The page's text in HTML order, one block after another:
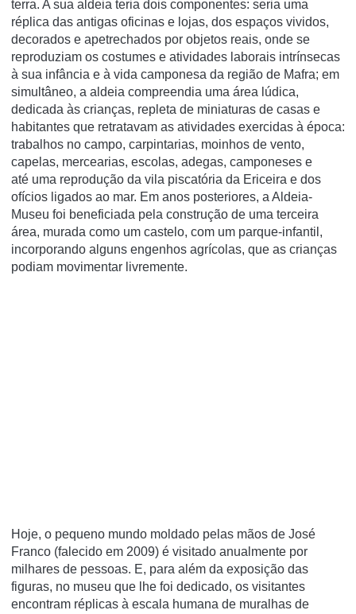
terra. A sua aldeia teria dois componentes: seria uma
réplica das antigas oficinas e lojas, dos espaços vividos,
decorados e apetrechados por objetos reais, onde se
reproduziam os costumes e atividades laborais intrínsecas
à sua infância e à vida camponesa da região de Mafra; em
simultâneo, a aldeia compreendia uma área lúdica,
dedicada às crianças, repleta de miniaturas de casas e
habitantes que retratavam as atividades exercidas à época:
trabalhos no campo, carpintarias, moinhos de vento,
capelas, mercearias, escolas, adegas, camponeses e
até uma reprodução da vila piscatória da Ericeira e dos
ofícios ligados ao mar. Em anos posteriores, a Aldeia-
Museu foi beneficiada pela construção de uma terceira
área, murada como um castelo, com um parque-infantil,
incorporando alguns engenhos agrícolas, que as crianças
podiam movimentar livremente.
Hoje, o pequeno mundo moldado pelas mãos de José
Franco (falecido em 2009) é visitado anualmente por
milhares de pessoas. E, para além da exposição das
figuras, no museu que lhe foi dedicado, os visitantes
encontram réplicas à escala humana de muralhas de